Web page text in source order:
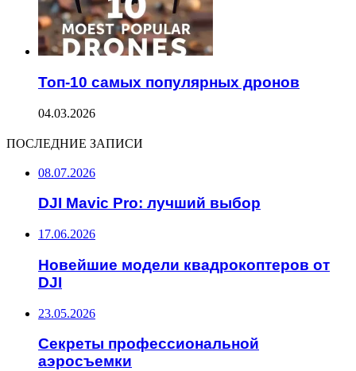
Топ-10 самых популярных дронов
04.03.2026
ПОСЛЕДНИЕ ЗАПИСИ
08.07.2026
DJI Mavic Pro: лучший выбор
17.06.2026
Новейшие модели квадрокоптеров от
DJI
23.05.2026
Секреты профессиональной
аэросъемки